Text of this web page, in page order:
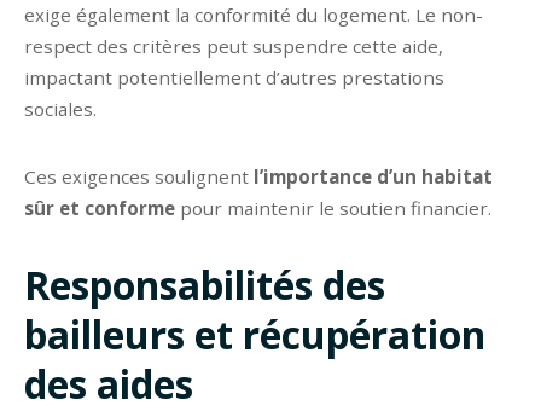
exige également la conformité du logement. Le non-
respect des critères peut suspendre cette aide,
impactant potentiellement d’autres prestations
sociales.
Ces exigences soulignent l’importance d’un habitat
sûr et conforme pour maintenir le soutien financier.
Responsabilités des
bailleurs et récupération
des aides